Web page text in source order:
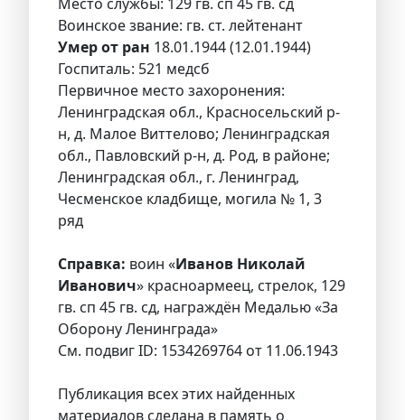
Воинское звание: гв. ст. лейтенант
Умер от ран 18.01.1944 (12.01.1944)
Госпиталь: 521 медсб
Первичное место захоронения:
Ленинградская обл., Красносельский р-
н, д. Малое Виттелово; Ленинградская
обл., Павловский р-н, д. Род, в районе;
Ленинградская обл., г. Ленинград,
Чесменское кладбище, могила № 1, 3
ряд
Справка: воин «Иванов Николай
Иванович» красноармеец, стрелок, 129
гв. сп 45 гв. сд, награждён Медалью «За
Оборону Ленинграда»
См. подвиг ID: 1534269764 от 11.06.1943
Публикация всех этих найденных
материалов сделана в память о